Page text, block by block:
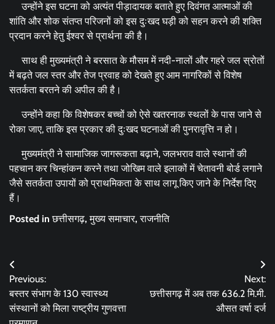
उन्होंने इस घटना को अत्यंत पीड़ादायक बताते हुए दिवंगत आत्माओं की
शांति और शोक संतप्त परिजनों को इस दुःखद घड़ी को सहन करने की शक्ति
प्रदान करने हेतु ईश्वर से प्रार्थना की है।
साथ ही मुख्यमंत्री ने बरसात के मौसम में नदी-नालों और गहरे जल स्रोतों
में बढ़ते जल स्तर और तेज प्रवाह को देखते हुए आम नागरिकों से विशेष
सतर्कता बरतने की अपील की है।
उन्होंने कहा कि विशेषकर बच्चों को ऐसे खतरनाक स्थलों के पास जाने से
रोका जाए, ताकि इस प्रकार की दुःखद घटनाओं की पुनरावृत्ति न हो।
मुख्यमंत्री ने सामाजिक जागरूकता बढ़ाने, जलभराव वाले स्थानों की
पहचान कर चिन्हांकन करने तथा जोखिम वाले इलाकों में चेतावनी बोर्ड लगाने
जैसे सतर्कता उपायों को प्राथमिकता के साथ लागू किए जाने के निर्देश दिए
हैं।
Posted inछत्तीसगढ़,मुख्य समाचार,राजनीति
Post
navigation
Previous:
बस्तर संभाग के 130 स्वास्थ्य
संस्थानों को मिला राष्ट्रीय गुणवत्ता
Next:
छत्तीसगढ़ में अब तक 636.2 मि.मी.
औसत वर्षा दर्ज